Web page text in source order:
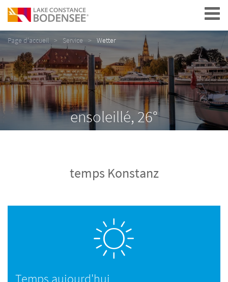
Navigation
Page d'accueil Service Wetter
ensoleillé, 26°
temps Konstanz
Temps aujourd'hui